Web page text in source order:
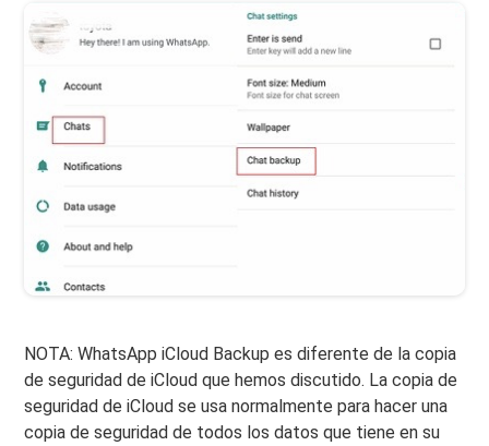
NOTA: WhatsApp iCloud Backup es diferente de la copia
de seguridad de iCloud que hemos discutido. La copia de
seguridad de iCloud se usa normalmente para hacer una
copia de seguridad de todos los datos que tiene en su